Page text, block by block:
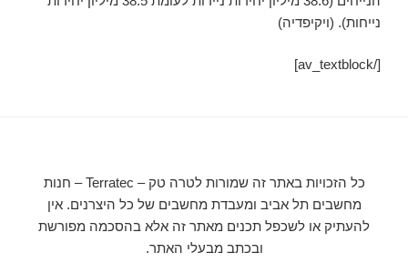
נייחות). (ויקיפדיה)
[/av_textblock]
כל הזכויות באתר זה שמורות לטרה טק – Terratec – חנות
מחשבים תל אביב ומעבדת מחשבים של כל היצרנים. אין
להעתיק או לשכפל תכנים מאתר זה אלא בהסכמה מפורשת
ובכתב מבעלי האתר.